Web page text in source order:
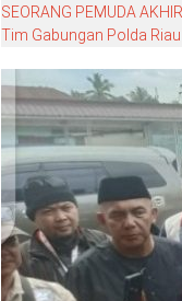
SEORANG PEMUDA
Tim Gabungan Polda